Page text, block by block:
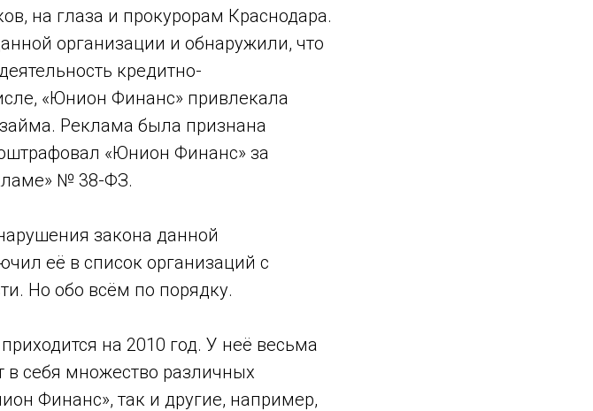
на глаза и прокурорам Краснодара.
организации и обнаружили, что
кредитно-
«Юнион Финанс» привлекала
Реклама была признана
«Юнион Финанс» за
№ 38-ФЗ.
закона данной
её в список организаций с
Но обо всём по порядку.
на 2010 год. У неё весьма
в себя множество различных
Финанс», так и другие, например,